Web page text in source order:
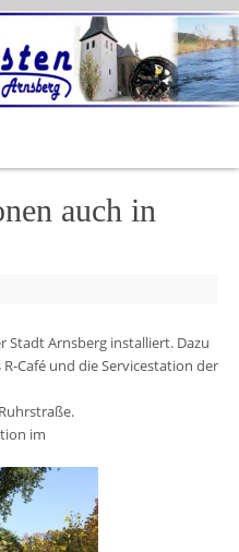
auch in
Stadt Arnsberg installiert. Dazu
Café und die Servicestation der
im